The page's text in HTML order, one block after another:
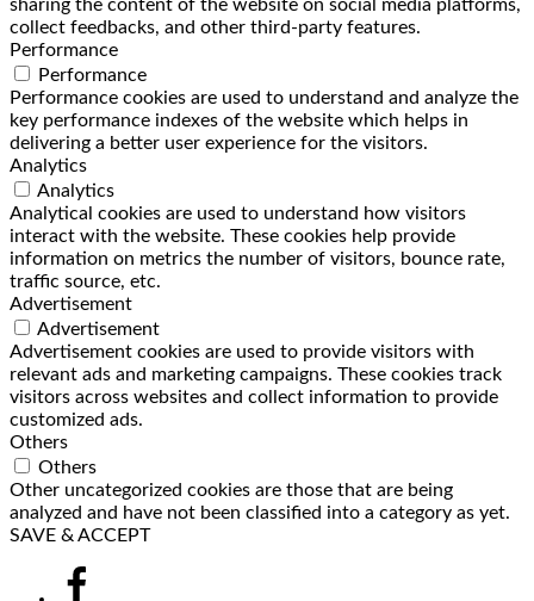
sharing the content of the website on social media platforms,
collect feedbacks, and other third-party features.
Performance
Performance
Performance cookies are used to understand and analyze the
key performance indexes of the website which helps in
delivering a better user experience for the visitors.
Analytics
Analytics
Analytical cookies are used to understand how visitors
interact with the website. These cookies help provide
information on metrics the number of visitors, bounce rate,
traffic source, etc.
Advertisement
Advertisement
Advertisement cookies are used to provide visitors with
relevant ads and marketing campaigns. These cookies track
visitors across websites and collect information to provide
customized ads.
Others
Others
Other uncategorized cookies are those that are being
analyzed and have not been classified into a category as yet.
SAVE & ACCEPT